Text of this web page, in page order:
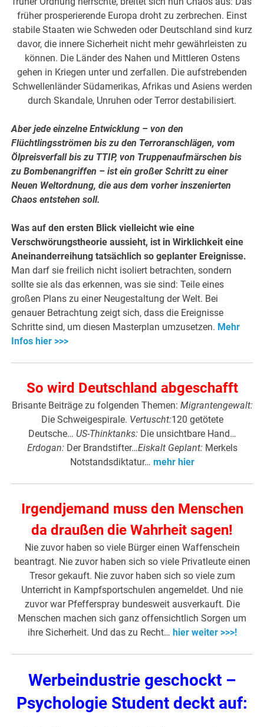
früher prosperierende Europa droht zu zerbrechen. Einst
stabile Staaten wie Schweden oder Deutschland sind kurz
davor, die innere Sicherheit nicht mehr gewährleisten zu
können. Die Länder des Nahen und Mittleren Ostens
gehen in Kriegen unter und zerfallen. Die aufstrebenden
Schwellenländer Südamerikas, Afrikas und Asiens werden
durch Skandale, Unruhen oder Terror destabilisiert.
Aber jede einzelne Entwicklung – von den
Flüchtlingsströmen bis zu den Terroranschlägen, vom
Ölpreisverfall bis zu TTIP, von Truppenaufmärschen bis
zu Bombenangriffen – ist ein großer Schritt zu einer
Neuen Weltordnung, die aus dem vorher inszenierten
Chaos entstehen soll.
Was auf den ersten Blick vielleicht wie eine
Verschwörungstheorie aussieht, ist in Wirklichkeit eine
Aneinanderreihung tatsächlich so geplanter Ereignisse.
Man darf sie freilich nicht isoliert betrachten, sondern
sollte sie als das erkennen, was sie sind: Teile eines
großen Plans zu einer Neugestaltung der Welt. Bei
genauer Betrachtung zeigt sich, dass die Ereignisse
Schritte sind, um diesen Masterplan umzusetzen. Mehr
Infos hier >>>
So wird Deutschland abgeschafft
Brisante Beiträge zu folgenden Themen: Migrantengewalt:
Die Schweigespirale. Vertuscht:120 getötete
Deutsche… US-Thinktanks:Die unsichtbare Hand…
Erdogan:Der Brandstifter…Eiskalt Geplant:Merkels
Notstandsdiktatur… mehr hier
Irgendjemand muss den Menschen
da draußen die Wahrheit sagen!
Nie zuvor haben so viele Bürger einen Waffenschein
beantragt. Nie zuvor haben sich so viele Privatleute einen
Tresor gekauft. Nie zuvor haben sich so viele zum
Unterricht in Kampfsportschulen angemeldet. Und nie
zuvor war Pfefferspray bundesweit ausverkauft. Die
Menschen machen sich ganz offensichtlich Sorgen um
ihre Sicherheit. Und das zu Recht… hier weiter >>>!
Werbeindustrie geschockt –
Psychologie Student deckt auf: